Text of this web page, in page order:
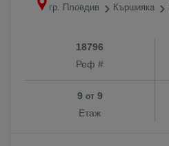
гр. Пловдив Кършияка
18796
Реф #
9 от9
Етаж